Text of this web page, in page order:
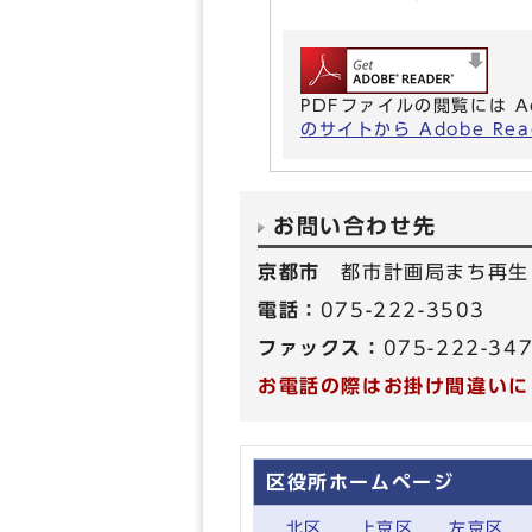
PDFファイルの閲覧には
のサイトから Adobe
お問い合わせ先
京都市都市計画局まち再
電話： 075-222-3503
ファックス： 075-222-
お電話の際はお掛け間違い
区役所ホームページ
北区 上京区 左京区